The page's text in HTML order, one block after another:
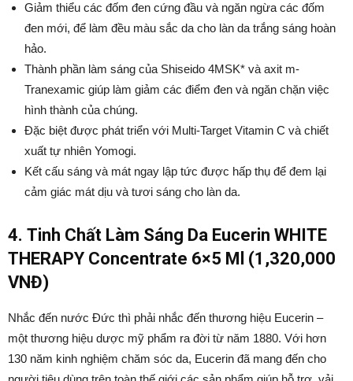
Giảm thiểu các đốm đen cứng đầu và ngăn ngừa các đốm
đen mới, để làm đều màu sắc da cho làn da trắng sáng hoàn
hảo.
Thành phần làm sáng của Shiseido 4MSK* và axit m-
Tranexamic giúp làm giảm các điểm đen và ngăn chặn việc
hình thành của chúng.
Đặc biệt được phát triển với Multi-Target Vitamin C và chiết
xuất tự nhiên Yomogi.
Kết cấu sáng và mát ngay lập tức được hấp thụ để đem lại
cảm giác mát dịu và tươi sáng cho làn da.
4. Tinh Chất Làm Sáng Da Eucerin WHITE
THERAPY Concentrate 6×5 Ml (1,320,000
VNĐ)
Nhắc đến nước Đức thì phải nhắc đến thương hiệu Eucerin –
một thương hiệu dược mỹ phẩm ra đời từ năm 1880. Với hơn
130 năm kinh nghiệm chăm sóc da, Eucerin đã mang đến cho